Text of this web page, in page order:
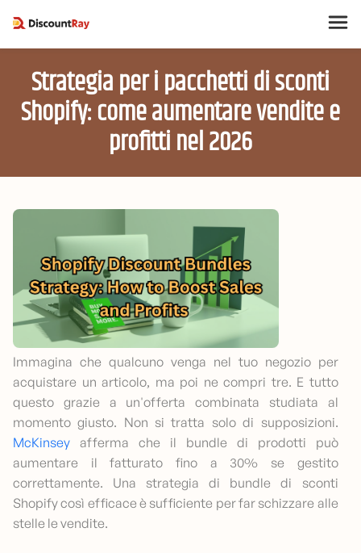
Strategia per i pacchetti di sconti
Shopify: come aumentare vendite e
profitti nel 2026
Immagina che qualcuno venga nel tuo negozio per
acquistare un articolo, ma poi ne compri tre. E tutto
questo grazie a un'offerta combinata studiata al
momento giusto. Non si tratta solo di supposizioni.
McKinsey afferma che il bundle di prodotti può
aumentare il fatturato fino a 30% se gestito
correttamente. Una strategia di bundle di sconti
Shopify così efficace è sufficiente per far schizzare alle
stelle le vendite.